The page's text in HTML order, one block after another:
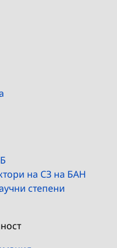
на СЗ на БАН
степени